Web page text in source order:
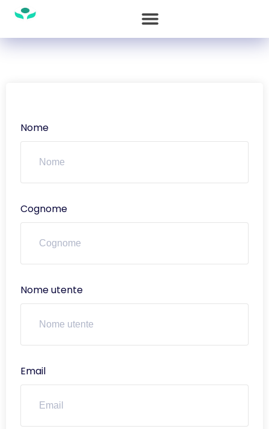
Nome
Cognome
Nome utente
Email